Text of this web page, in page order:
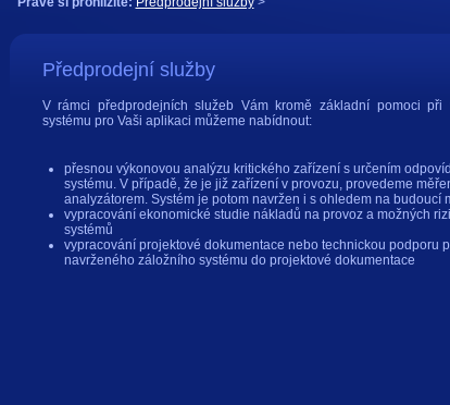
Předprodejní služby
V rámci předprodejních služeb Vám kromě základní pomoci při
systému pro Vaši aplikaci můžeme nabídnout:
přesnou výkonovou analýzu kritického zařízení s určením
systému. V případě, že je již zařízení v provozu, provedeme
analyzátorem. Systém je potom navržen i s ohledem na budoucí
vypracování ekonomické studie nákladů na provoz a možných
systémů
vypracování projektové dokumentace nebo technickou podporu
navrženého záložního systému do projektové dokumentace